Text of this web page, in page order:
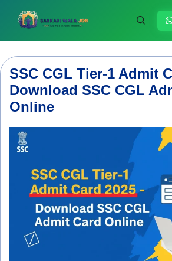
content
SSC CGL Tier-1 Admit
Download SSC CGL
Online